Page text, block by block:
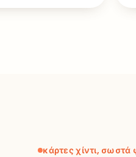
κάρτες χίντι, σωστά